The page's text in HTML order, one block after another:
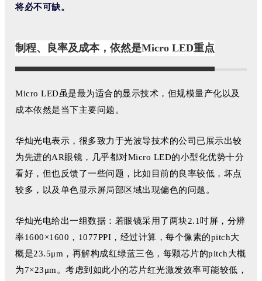
将必不可缺。
制程、良率及成本，依然是Micro LED重点
Micro LED虽是最为适合的显示技术，但规模量产化以及
成本依然是当下主要问题。
华灿光电表示，很多致力于光波导技术的公司已展示出较
为先进的AR眼镜，几乎都对Micro LED的小型化优势十分
看好，但也反馈了一些问题，比如目前的良率较低，坏点
较多，以及单色显示屏局部区域出现偏色的问题。
华灿光电给出一组数据：若眼镜采用了两块2.1吋屏，分辨
率1600×1600，1077PPI，经过计算，每个像素的pitch大
概是23.5μm，再解构成红绿蓝三色，每颗芯片的pitch大概
为7×23μm。考虑到如此小的芯片红光激发效率可能较低，